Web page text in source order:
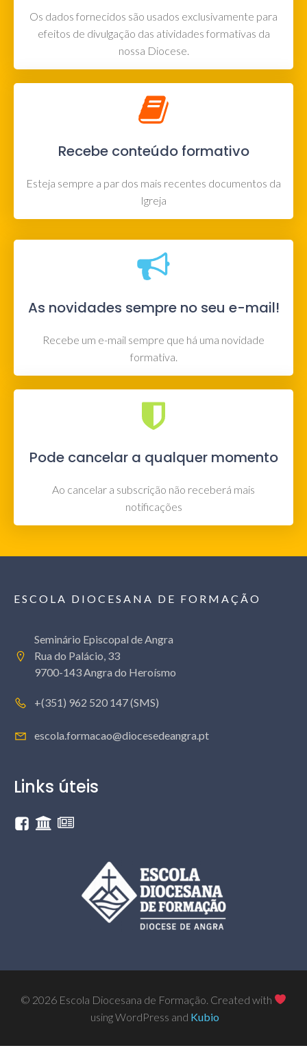
Os dados fornecidos são usados exclusivamente para
efeitos de divulgação das atividades formativas da
nossa Diocese.
Recebe conteúdo formativo
Esteja sempre a par dos mais recentes documentos da
Igreja
As novidades sempre no seu e-mail!
Recebe um e-mail sempre que há uma novidade
formativa.
Pode cancelar a qualquer momento
Ao cancelar a subscrição não receberá mais
notificações
ESCOLA DIOCESANA DE FORMAÇÃO
Seminário Episcopal de Angra
Rua do Palácio, 33
9700-143 Angra do Heroísmo
+(351) 962 520 147 (SMS)
escola.formacao@diocesedeangra.pt
Links úteis
© 2026 Escola Diocesana de Formação. Created with
using WordPress and Kubio